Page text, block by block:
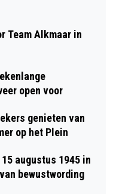
Team Alkmaar in
open voor
genieten van
op het Plein
augustus 1945 in
bewustwording